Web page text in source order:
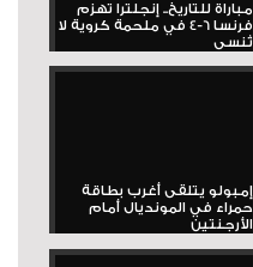
مباراة للتاريخ.. إنجلترا تهزم
فرنسا 6-4 في ملحمة كروية لا
تُنسى
إمبولو يتلقى أغرب بطاقة
حمراء في المونديال أمام
الأرجنتين